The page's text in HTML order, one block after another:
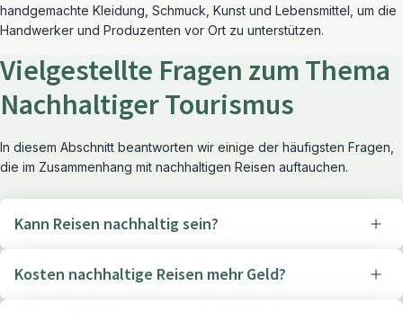
handgemachte Kleidung, Schmuck, Kunst und Lebensmittel, um die
Handwerker und Produzenten vor Ort zu unterstützen.
Vielgestellte Fragen zum Thema
Nachhaltiger Tourismus
In diesem Abschnitt beantworten wir einige der häufigsten Fragen,
die im Zusammenhang mit nachhaltigen Reisen auftauchen.
Kann Reisen nachhaltig sein?
Kosten nachhaltige Reisen mehr Geld?